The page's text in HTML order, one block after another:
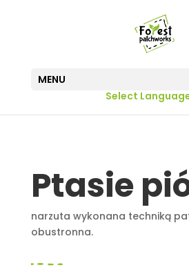
MENU
Select
Ptasie
narzuta wykonana techniką
obustronna.